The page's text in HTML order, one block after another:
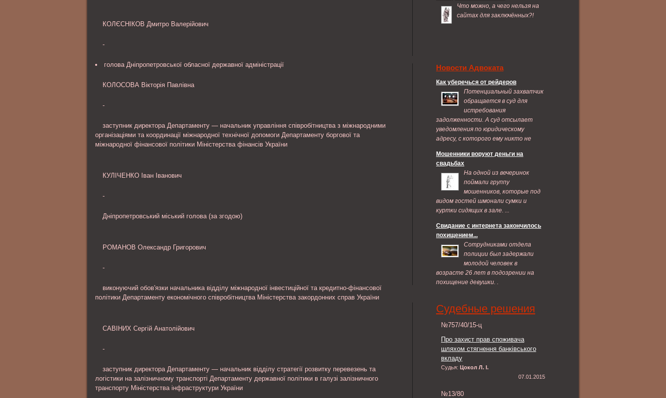
КОЛЄСНІКОВ Дмитро Валерійович
-
голова Дніпропетровської обласної державної адміністрації
КОЛОСОВА Вікторія Павлівна
-
заступник директора Департаменту — начальник управління співробітництва з міжнародними
організаціями та координації міжнародної технічної допомоги Департаменту боргової та
міжнародної фінансової політики Міністерства фінансів України
КУЛІЧЕНКО Іван Іванович
-
Дніпропетровський міський голова (за згодою)
РОМАНОВ Олександр Григорович
-
виконуючий обов'язки начальника відділу міжнародної інвестиційної та кредитно-фінансової
політики Департаменту економічного співробітництва Міністерства закордонних справ України
САВІНИХ Сергій Анатолійович
-
заступник директора Департаменту — начальник відділу стратегії розвитку перевезень та
логістики на залізничному транспорті Департаменту державної політики в галузі залізничного
транспорту Міністерства інфраструктури України
Что можно, а чего нельзя на
сайтах для заключённых?!
Новости Адвоката
Как уберечься от рейдеров
Потенциальный захватчик
обращается в суд для
истребования
задолженности. А суд отсылает
уведомления по юридическому
адресу, с которого ему никто не
Мошенники воруют деньги на
свадьбах
На одной из вечеринок
поймали группу
мошенников, которые под
видом гостей шмонали сумки и
куртки сидящих в зале. ...
Свидание с интернета закончилось
похищением...
Сотрудниками отдела
полиции был задержали
молодой человек в
возрасте 26 лет в подозрении на
похищение девушки. .
Судебные решения
№757/40/15-ц
Про захист прав споживача
шляхом стягнення банківського
вкладу
Судья: Цокол Л. І.
07.01.2015
№13/80